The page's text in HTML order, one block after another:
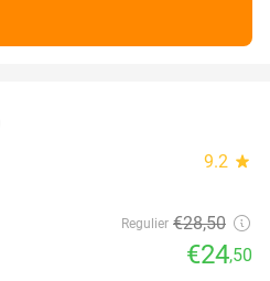
9.2 star
Regulier €28,50
€24,50